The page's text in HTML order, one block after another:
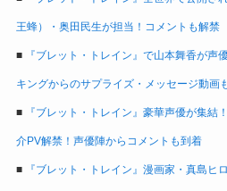
王蜂）・奥田民生が担当！コメントも解禁
■ 『ブレット・トレイン』で山本舞香が声
キングからのサプライズ・メッセージ動画
■ 『ブレット・トレイン』豪華声優が集結
介PV解禁！声優陣からコメントも到着
■ 『ブレット・トレイン』漫画家・真島ヒ